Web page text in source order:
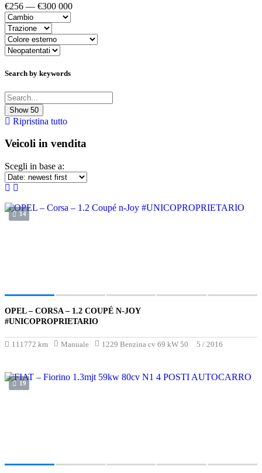
€256 — €300 000
Search by keywords
Show 50
Ripristina tutto
Veicoli in vendita
Scegli in base a:
14
OPEL – CORSA – 1.2 COUPÉ N-JOY
#UNICOPROPRIETARIO
111772 km Manuale 1229 Benzina cv 69 kW 50 5 / 2016
19